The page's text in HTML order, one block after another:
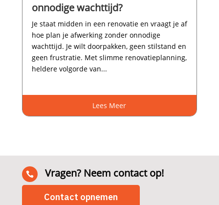
onnodige wachttijd?
Je staat midden in een renovatie en vraagt je af
hoe plan je afwerking zonder onnodige
wachttijd.​ Je wilt doorpakken, geen stilstand en
geen frustratie.​ Met slimme renovatieplanning,
heldere volgorde van...
Lees Meer
 Vragen? Neem contact op!
Contact opnemen